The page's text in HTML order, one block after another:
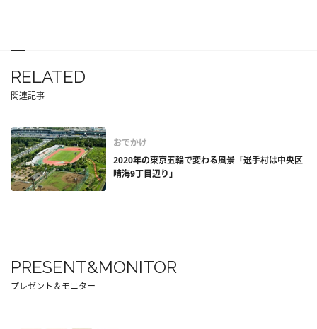
RELATED
関連記事
おでかけ
2020年の東京五輪で変わる風景「選手村は中央区
晴海9丁目辺り」
PRESENT&MONITOR
プレゼント＆モニター